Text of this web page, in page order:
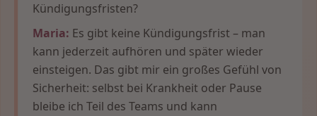
Kündigungsfristen?
Maria: Es gibt keine Kündigungsfrist – man
kann jederzeit aufhören und später wieder
einsteigen. Das gibt mir ein großes Gefühl von
Sicherheit: selbst bei Krankheit oder Pause
bleibe ich Teil des Teams und kann